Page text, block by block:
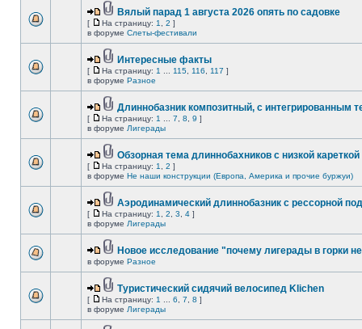
Вялый парад 1 августа 2026 опять по садовке
[ На страницу: 1 2 ]
в форуме Слеты-фестивали
Интересные факты
[ На страницу: 1 115 116 117 ]
в форуме Разное
Длиннобазник композитный, с интегрированным
[ На страницу: 1 7 8 9 ]
в форуме Лигерады
Обзорная тема длиннобахников с низкой кареткой
[ На страницу: 1 2 ]
в форуме Не наши конструкции (Европа, Америка и прочие буржуи)
Аэродинамический длиннобазник с рессорной
[ На страницу: 1 2 3 4 ]
в форуме Лигерады
Новое исследование "почему лигерады в горки
в форуме Разное
Туристический сидячий велосипед Klichen
[ На страницу: 1 6 7 8 ]
в форуме Лигерады